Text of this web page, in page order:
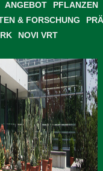
ANGEBOT PFLANZEN
& FORSCHUNG
NOVI VRT